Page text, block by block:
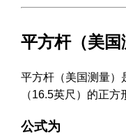
平方杆（美国
平方杆（美国测量）
（16.5英尺）的正方
公式为